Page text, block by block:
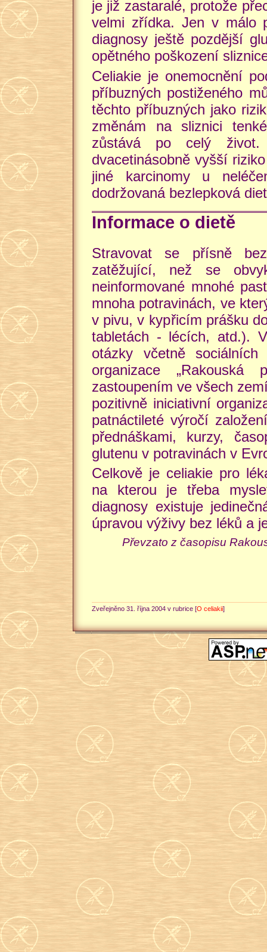
je již zastaralé, protože
velmi zřídka. Jen v málo
diagnosy ještě pozdější
opětného poškození
Celiakie je onemocnění
příbuzných postiženého
těchto příbuzných jako
změnám na sliznici
zůstává po celý
dvacetinásobně vyšší
jiné karcinomy u
dodržovaná bezlepková
Informace o dietě
Stravovat se přísně
zatěžující, než se
neinformované mnohé
mnoha potravinách, ve
v pivu, v kypřicím prášku
tabletách - lécích, atd.).
otázky včetně
organizace
zastoupením ve všech
pozitivně iniciativní
patnáctileté výročí
přednáškami, kurzy,
glutenu v potravinách v
Celkově je celiakie pro
na kterou je třeba
diagnosy existuje
úpravou výživy bez léků a
Převzato z časopisu
Zveřejněno 31. října 2004 v rubrice [O celiakii]